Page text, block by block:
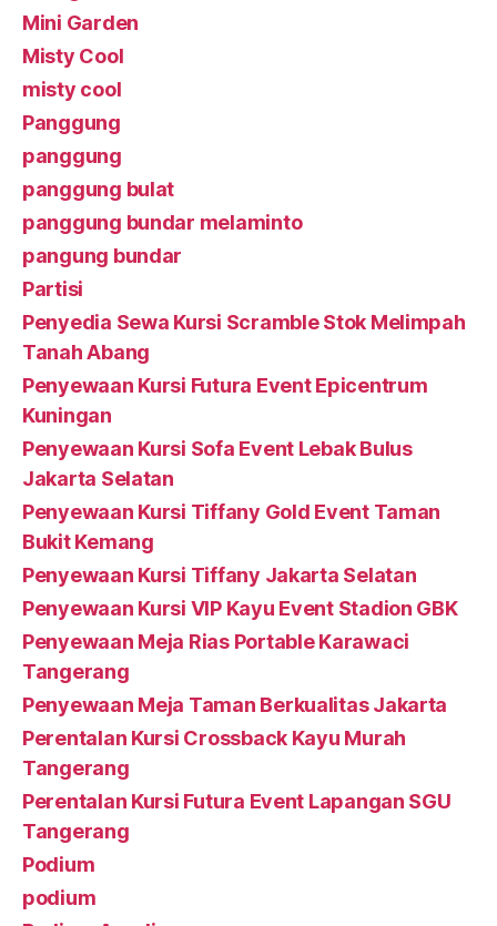
Mini Garden
Misty Cool
misty cool
Panggung
panggung
panggung bulat
panggung bundar melaminto
pangung bundar
Partisi
Penyedia Sewa Kursi Scramble Stok Melimpah
Tanah Abang
Penyewaan Kursi Futura Event Epicentrum
Kuningan
Penyewaan Kursi Sofa Event Lebak Bulus
Jakarta Selatan
Penyewaan Kursi Tiffany Gold Event Taman
Bukit Kemang
Penyewaan Kursi Tiffany Jakarta Selatan
Penyewaan Kursi VIP Kayu Event Stadion GBK
Penyewaan Meja Rias Portable Karawaci
Tangerang
Penyewaan Meja Taman Berkualitas Jakarta
Perentalan Kursi Crossback Kayu Murah
Tangerang
Perentalan Kursi Futura Event Lapangan SGU
Tangerang
Podium
podium